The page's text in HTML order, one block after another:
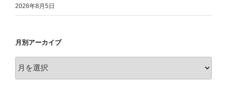
2026年8月5日
月別アーカイブ
別